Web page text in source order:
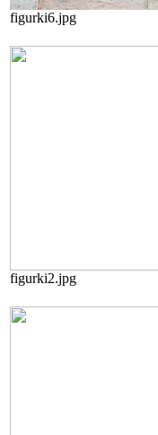
figurki6.jpg
figurki2.jpg